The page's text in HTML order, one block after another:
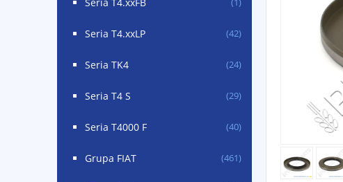
Seria T4.xxFB (1)
Seria T4.xxLP (42)
Seria TK4 (24)
Seria T4 S (29)
Seria T4000 F (40)
Grupa FIAT (461)